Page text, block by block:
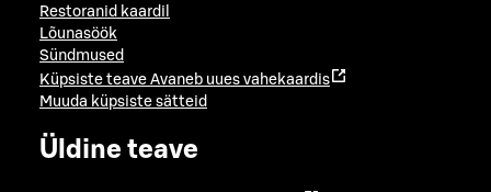
Restoranid kaardil
Lõunasöök
Sündmused
Küpsiste teave Avaneb uues vahekaardis
Muuda küpsiste sätteid
Üldine teave